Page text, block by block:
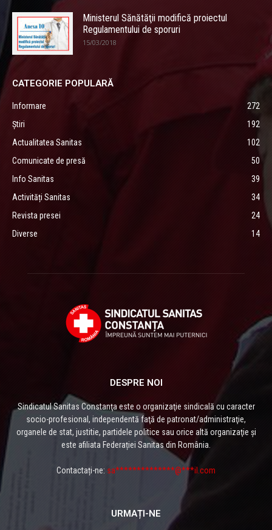
Ministerul Sănătăţii modifică proiectul
Regulamentului de sporuri
15/03/2018
CATEGORIE POPULARĂ
Informare
272
Știri
192
Actualitatea Sanitas
102
Comunicate de presă
50
Info Sanitas
39
Activități Sanitas
34
Revista presei
24
Diverse
14
DESPRE NOI
Sindicatul Sanitas Constanţa este o organizaţie sindicală cu caracter
socio-profesional, independentă faţă de patronat/administraţie,
organele de stat, justitie, partidele politice sau orice altă organizaţie și
este afiliata Federației Sanitas din România.
Contactați-ne: sa**************@***il.com
URMAȚI-NE